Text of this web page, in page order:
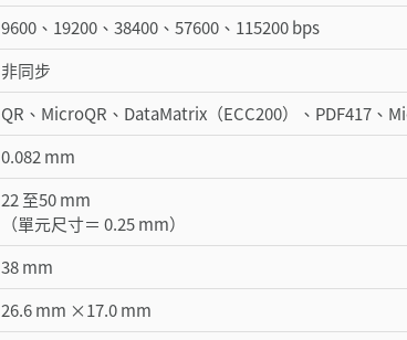
9600、19200、38400、57600、115200 bps
非同步
QR、MicroQR、DataMatrix（ECC200）、PDF417、
0.082 mm
22 至50 mm
（單元尺寸＝ 0.25 mm）
38 mm
26.6 mm ×17.0 mm